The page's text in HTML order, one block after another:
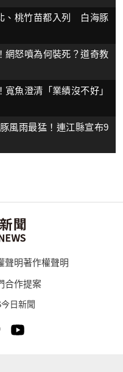
、桃竹苗都入列 白海豚
網怒噴為何裝死？道奇教
魚澄清「業績沒不好」
風雨最猛！連江縣宣布9
聲明著作權聲明
合作提案
日新聞